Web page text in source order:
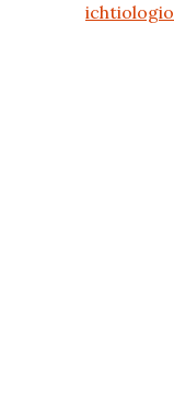
ichtiologio